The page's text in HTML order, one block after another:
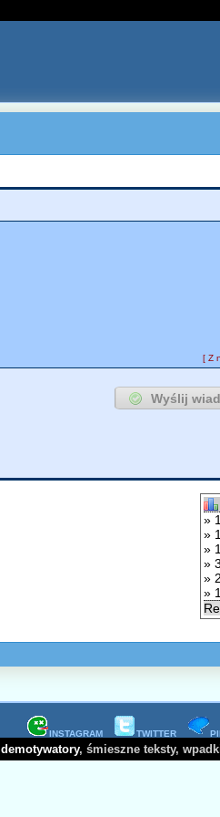
[ Z
»
»
»
»
»
»
INSTAGRAM TWITTER
demotywatory, śmieszne teksty,